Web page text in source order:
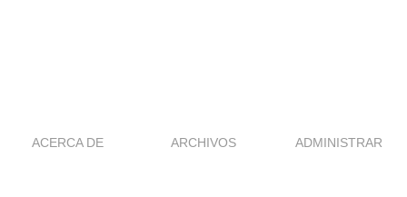
ACERCA DE ARCHIVOS ADMINISTRAR